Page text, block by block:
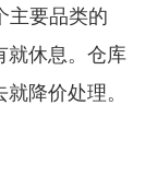
主要品类的
就休息。仓库
降价处理。